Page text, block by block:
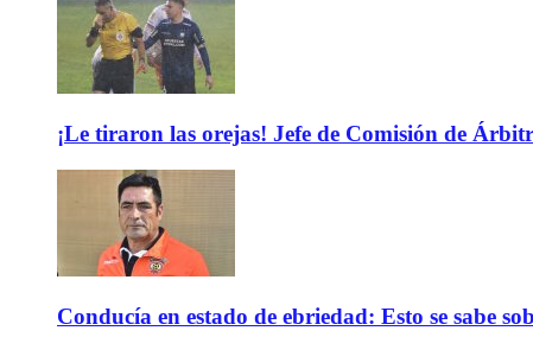
¡Le tiraron las orejas! Jefe de Comisión de
Conducía en estado de ebriedad: Esto se sabe